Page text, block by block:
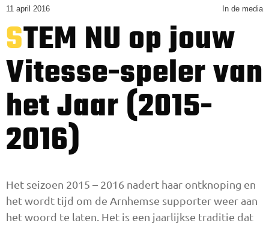
11 april 2016 In de media
STEM NU op jouw
Vitesse-speler van
het Jaar (2015-
2016)
Het seizoen 2015 – 2016 nadert haar ontknoping en
het wordt tijd om de Arnhemse supporter weer aan
het woord te laten. Het is een jaarlijkse traditie dat